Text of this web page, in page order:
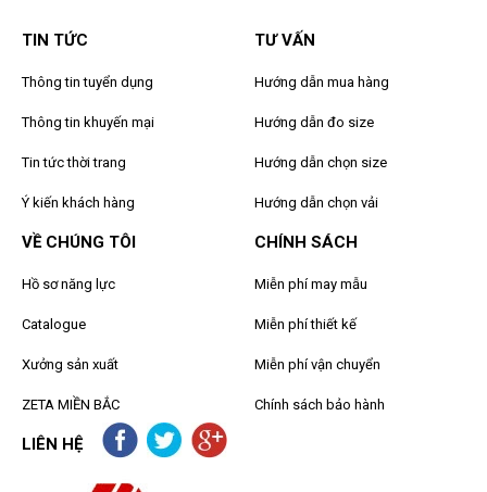
TIN TỨC
Thông tin tuyển dụng
Thông tin khuyến mại
Tin tức thời trang
Ý kiến khách hàng
TƯ VẤN
Hướng dẫn mua hàng
Hướng dẫn đo size
Hướng dẫn chọn size
Hướng dẫn chọn vải
VỀ CHÚNG TÔI
Hồ sơ năng lực
Catalogue
Xưởng sản xuất
ZETA MIỀN BẮC
CHÍNH SÁCH
Miễn phí may mẫu
Miễn phí thiết kế
Miễn phí vận chuyển
Chính sách bảo hành
LIÊN HỆ